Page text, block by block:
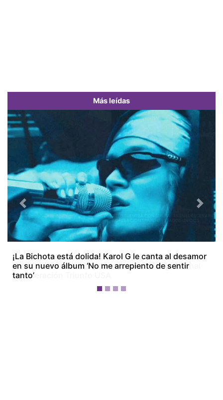
Más leídas
¡La Bichota está dolida! Karol G le canta al desamor
en su nuevo álbum ‘No me arrepiento de sentir
tanto’
Previous Next